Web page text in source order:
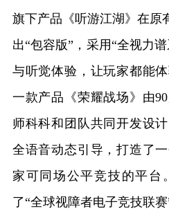
旗下产品《听游江湖》在原
出“包容版”，采用“全视力
与听觉体验，让玩家都能
一款产品《荣耀战场》由
师科科和团队共同开发设
全语音动态引导，打造了
家可同场公平竞技的平台
了“全球视障者电子竞技联